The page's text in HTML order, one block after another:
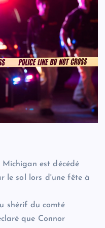
est décédé
le sol lors d'une fête à
shérif du comté
que Connor